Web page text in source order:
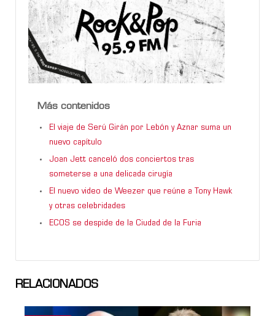
Más contenidos
El viaje de Serú Girán por Lebón y Aznar suma un
nuevo capítulo
Joan Jett canceló dos conciertos tras
someterse a una delicada cirugía
El nuevo video de Weezer que reúne a Tony Hawk
y otras celebridades
ECOS se despide de la Ciudad de la Furia
RELACIONADOS